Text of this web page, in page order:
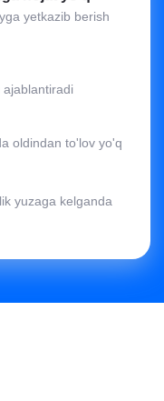
yetkazib berish
ajablantiradi
oldindan to'lov yo'q
yuzaga kelganda